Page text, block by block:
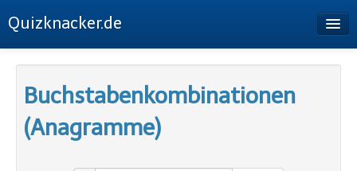
Quizknacker.de
Buchstabenkombinationen
Sudoku
Buchstabenkombinationen
(Anagramme)